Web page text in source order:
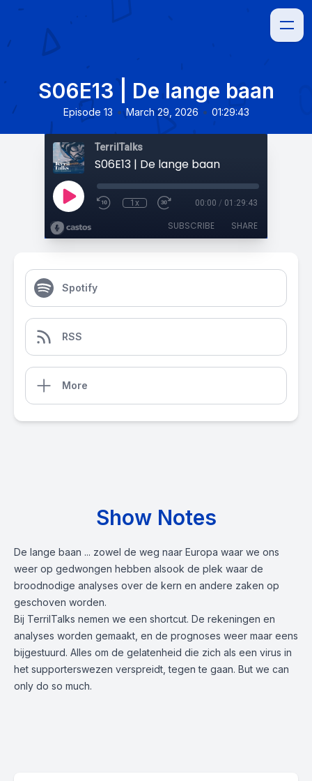
S06E13 | De lange baan
Episode 13 • March 29, 2026 • 01:29:43
TerrilTalks
S06E13 | De lange baan
1x 00:00 / 01:29:43
SUBSCRIBE SHARE
Spotify
RSS
More
Show Notes
De lange baan ... zowel de weg naar Europa waar we ons
weer op gedwongen hebben alsook de plek waar de
broodnodige analyses over de kern en andere zaken op
geschoven worden.
Bij TerrilTalks nemen we een shortcut. De rekeningen en
analyses worden gemaakt, en de prognoses weer maar eens
bijgestuurd. Alles om de gelatenheid die zich als een virus in
het supporterswezen verspreidt, tegen te gaan. But we can
only do so much.